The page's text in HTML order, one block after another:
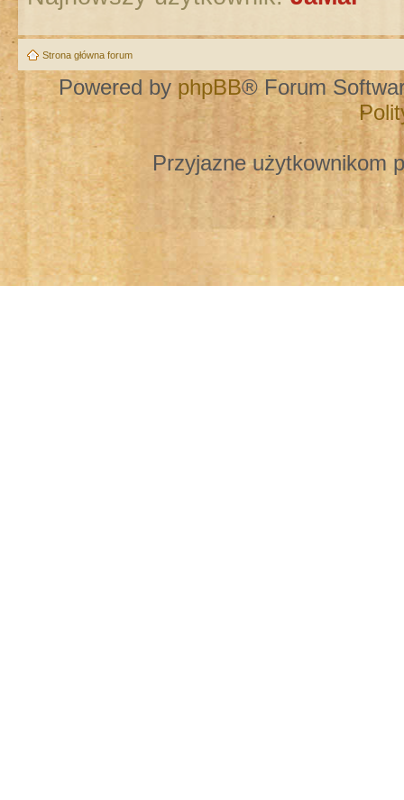
Strona główna forum
Powered by phpBB® Forum
Przyjazne użytkownikom